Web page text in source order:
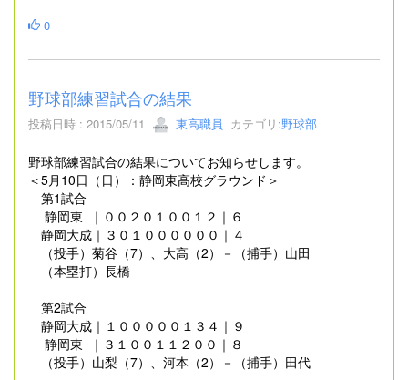
0
野球部練習試合の結果
投稿日時 : 2015/05/11 東高職員 カテゴリ:野球部
野球部練習試合の結果についてお知らせします。
＜5月10日（日）：静岡東高校グラウンド＞
第1試合
静岡東 ｜００２０１００１２｜６
静岡大成｜３０１００００００｜４
（投手）菊谷（7）、大高（2）－（捕手）山田
（本塁打）長橋
第2試合
静岡大成｜１０００００１３４｜９
静岡東 ｜３１００１１２００｜８
（投手）山梨（7）、河本（2）－（捕手）田代